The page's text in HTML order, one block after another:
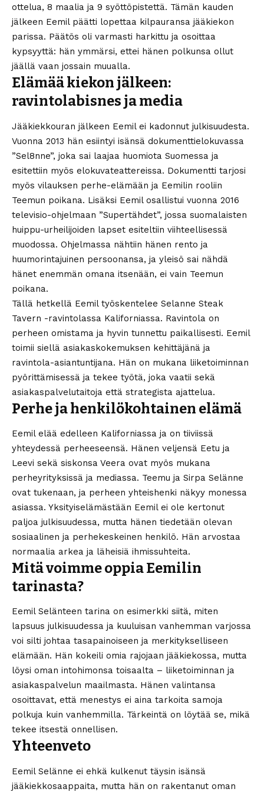
ottelua, 8 maalia ja 9 syöttöpistettä. Tämän kauden
jälkeen Eemil päätti lopettaa kilpauransa jääkiekon
parissa. Päätös oli varmasti harkittu ja osoittaa
kypsyyttä: hän ymmärsi, ettei hänen polkunsa ollut
jäällä vaan jossain muualla.
Elämää kiekon jälkeen:
ravintolabisnes ja media
Jääkiekkouran jälkeen Eemil ei kadonnut julkisuudesta.
Vuonna 2013 hän esiintyi isänsä dokumenttielokuvassa
”Sel8nne”, joka sai laajaa huomiota Suomessa ja
esitettiin myös elokuvateattereissa. Dokumentti tarjosi
myös vilauksen perhe-elämään ja Eemilin rooliin
Teemun poikana. Lisäksi Eemil osallistui vuonna 2016
televisio-ohjelmaan ”Supertähdet”, jossa suomalaisten
huippu-urheilijoiden lapset esiteltiin viihteellisessä
muodossa. Ohjelmassa nähtiin hänen rento ja
huumorintajuinen persoonansa, ja yleisö sai nähdä
hänet enemmän omana itsenään, ei vain Teemun
poikana.
Tällä hetkellä Eemil työskentelee Selanne Steak
Tavern -ravintolassa Kaliforniassa. Ravintola on
perheen omistama ja hyvin tunnettu paikallisesti. Eemil
toimii siellä asiakaskokemuksen kehittäjänä ja
ravintola-asiantuntijana. Hän on mukana liiketoiminnan
pyörittämisessä ja tekee työtä, joka vaatii sekä
asiakaspalvelutaitoja että strategista ajattelua.
Perhe ja henkilökohtainen elämä
Eemil elää edelleen Kaliforniassa ja on tiiviissä
yhteydessä perheeseensä. Hänen veljensä Eetu ja
Leevi sekä siskonsa Veera ovat myös mukana
perheyrityksissä ja mediassa. Teemu ja Sirpa Selänne
ovat tukenaan, ja perheen yhteishenki näkyy monessa
asiassa. Yksityiselämästään Eemil ei ole kertonut
paljoa julkisuudessa, mutta hänen tiedetään olevan
sosiaalinen ja perhekeskeinen henkilö. Hän arvostaa
normaalia arkea ja läheisiä ihmissuhteita.
Mitä voimme oppia Eemilin
tarinasta?
Eemil Selänteen tarina on esimerkki siitä, miten
lapsuus julkisuudessa ja kuuluisan vanhemman varjossa
voi silti johtaa tasapainoiseen ja merkitykselliseen
elämään. Hän kokeili omia rajojaan jääkiekossa, mutta
löysi oman intohimonsa toisaalta – liiketoiminnan ja
asiakaspalvelun maailmasta. Hänen valintansa
osoittavat, että menestys ei aina tarkoita samoja
polkuja kuin vanhemmilla. Tärkeintä on löytää se, mikä
tekee itsestä onnellisen.
Yhteenveto
Eemil Selänne ei ehkä kulkenut täysin isänsä
jääkiekkosaappaita, mutta hän on rakentanut oman